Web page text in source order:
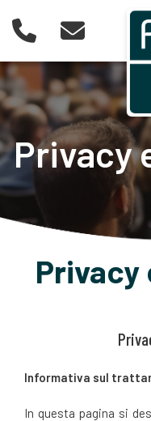
Privacy
Privacy
Informativa sul
In questa pagina si